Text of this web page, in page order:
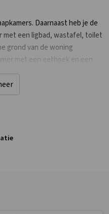
Daarnaast heb je de
met een ligbad, wastafel, toilet
grond van de woning
met een eethoek en een
dvd-speler en radio-/cd-
keuken beschikt onder andere
en vaatwasser. Op de
bestaat uit 2 slaapkamers
van de vier slaapkamers